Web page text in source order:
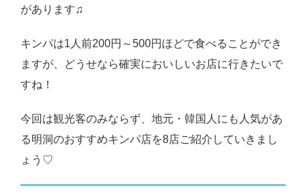
があります♫
キンパは1人前200円～500円ほどで食べることができ
ますが、どうせなら確実においしいお店に行きたいで
すね！
今回は観光客のみならず、地元・韓国人にも人気があ
る明洞のおすすめキンパ店を8店ご紹介していきまし
ょう♡